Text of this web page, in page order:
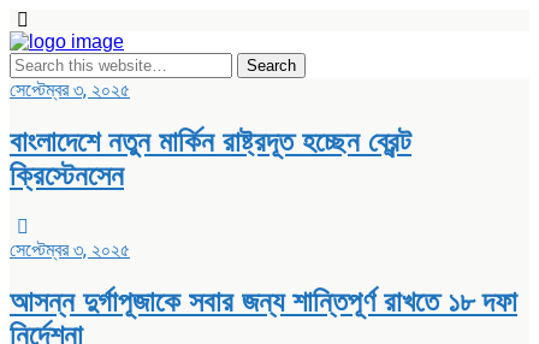
সেপ্টেম্বর ৩, ২০২৫
বাংলাদেশে নতুন মার্কিন রাষ্ট্রদূত হচ্ছেন ব্রেন্ট
ক্রিস্টেনসেন
সেপ্টেম্বর ৩, ২০২৫
আসন্ন দুর্গাপূজাকে সবার জন্য শান্তিপূর্ণ রাখতে ১৮ দফা
নির্দেশনা